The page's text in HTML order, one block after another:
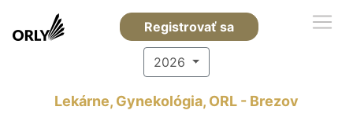
Registrovať sa
2026
Lekárne, Gynekológia, ORL - Brezov